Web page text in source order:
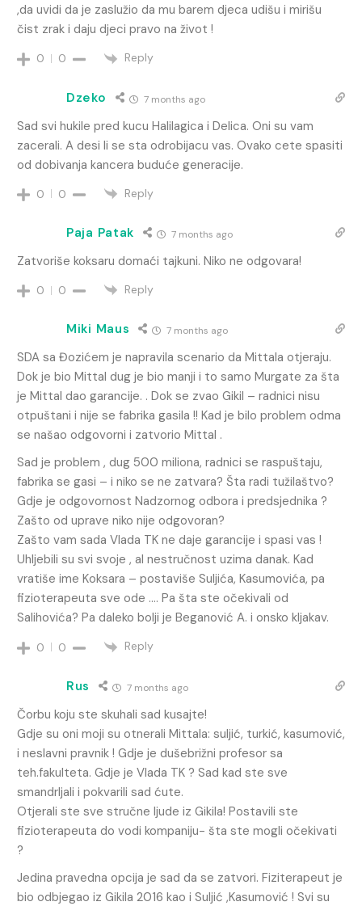
,da uvidi da je zaslužio da mu barem djeca udišu i mirišu
čist zrak i daju djeci pravo na život !
0 0 Reply
Dzeko 7 months ago
Sad svi hukile pred kucu Halilagica i Delica. Oni su vam
zacerali. A desi li se sta odrobijacu vas. Ovako cete spasiti
od dobivanja kancera buduće generacije.
0 0 Reply
Paja Patak 7 months ago
Zatvoriše koksaru domaći tajkuni. Niko ne odgovara!
0 0 Reply
Miki Maus 7 months ago
SDA sa Đozićem je napravila scenario da Mittala otjeraju.
Dok je bio Mittal dug je bio manji i to samo Murgate za šta
je Mittal dao garancije. . Dok se zvao Gikil – radnici nisu
otpuštani i nije se fabrika gasila !! Kad je bilo problem odma
se našao odgovorni i zatvorio Mittal .
Sad je problem , dug 500 miliona, radnici se raspuštaju,
fabrika se gasi – i niko se ne zatvara? Šta radi tužilaštvo?
Gdje je odgovornost Nadzornog odbora i predsjednika ?
Zašto od uprave niko nije odgovoran?
Zašto vam sada Vlada TK ne daje garancije i spasi vas !
Uhljebili su svi svoje , al nestručnost uzima danak. Kad
vratiše ime Koksara – postaviše Suljića, Kasumovića, pa
fizioterapeuta sve ode …. Pa šta ste očekivali od
Salihovića? Pa daleko bolji je Beganović A. i onsko kljakav.
0 0 Reply
Rus 7 months ago
Čorbu koju ste skuhali sad kusajte!
Gdje su oni moji su otnerali Mittala: suljić, turkić, kasumović,
i neslavni pravnik ! Gdje je dušebrižni profesor sa
teh.fakulteta. Gdje je Vlada TK ? Sad kad ste sve
smandrljali i pokvarili sad ćute.
Otjerali ste sve stručne ljude iz Gikila! Postavili ste
fizioterapeuta do vodi kompaniju- šta ste mogli očekivati
?
Jedina pravedna opcija je sad da se zatvori. Fiziterapeut je
bio odbjegao iz Gikila 2016 kao i Suljić ,Kasumović ! Svi su